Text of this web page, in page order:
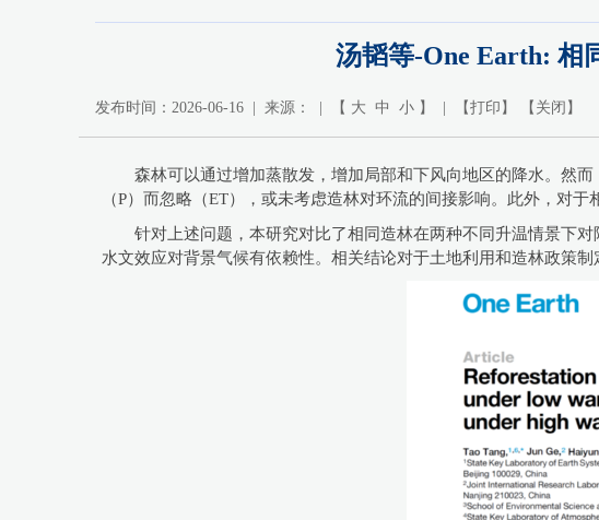
汤韬等-One Earth: 相
发布时间：2026-06-16 | 来源： | 【 大 中 小 】 | 【打印 】 【 关闭 】
森林可以通过增加蒸散发，增加局部和下风向地区的降水。然
（P）而忽略（ET），或未考虑造林对环流的间接影响。此外，对
针对上述问题，本研究对比了相同造林在两种不同升温情景下
水文效应对背景气候有依赖性。相关结论对于土地利用和造林政策制